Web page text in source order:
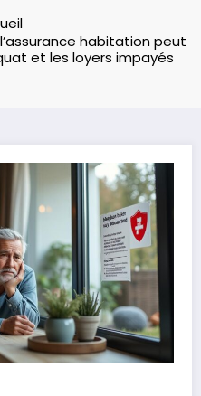
habitation peut
et les loyers impayés